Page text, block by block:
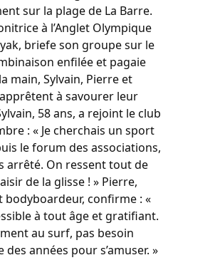
sur la plage de La Barre.
à l’Anglet Olympique
briefe son groupe sur le
enfilée et pagaie
main, Sylvain, Pierre et
à savourer leur
58 ans, a rejoint le club
: « Je cherchais un sport
le forum des associations,
arrêté. On ressent tout de
de la glisse ! » Pierre,
bodyboardeur, confirme : «
à tout âge et gratifiant.
au surf, pas besoin
des années pour s’amuser. »